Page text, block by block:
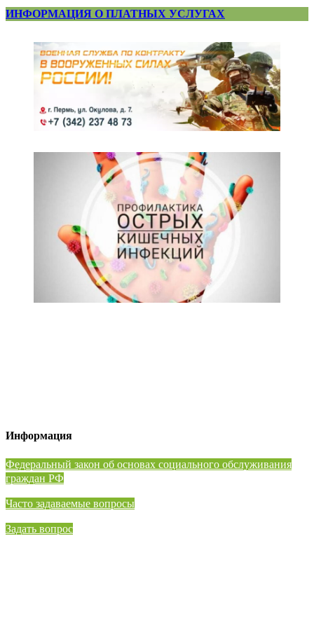
ИНФОРМАЦИЯ О ПЛАТНЫХ УСЛУГАХ
Информация
⁠Федеральный закон об основах социального обслуживания
граждан РФ
Часто задаваемые вопросы
Задать вопрос